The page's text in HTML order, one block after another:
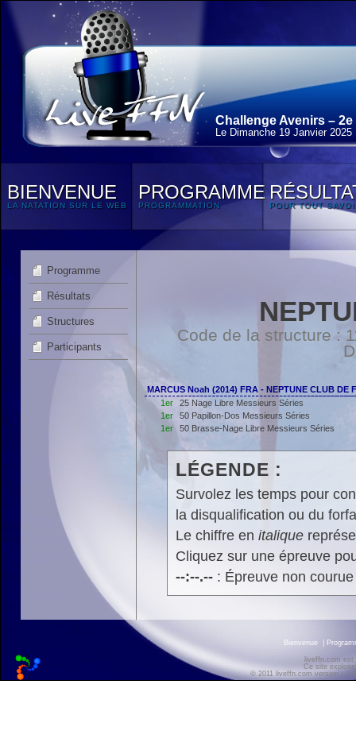
Challenge Avenirs – 2e
Le Dimanche 19 Janvier 2025
BIENVENUE
LA NATATION SUR LE WEB
PROGRAMME
PROGRAMMATION POUR TOUT
Programme
Résultats
Structures
Participants
Code de la structure :
MARCUS Noah (2014) FRA - NEPTUNE CLUB DE
1er
25 Nage Libre Messieurs Séries
1er
50 Papillon-Dos Messieurs Séries
1er
50 Brasse-Nage Libre Messieurs Séries
LÉGENDE :
Survolez les temps pour
la disqualification ou du
Le chiffre en italique
Cliquez sur une épreuve
--:--.--: Épreuve non
Bienvenue
liveffn.com est
Ce site
© 2011 liveffn.com version :